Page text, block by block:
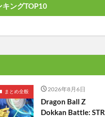
キングTOP10
まとめ全般 2026年8月6日
Dragon Ball Z
Dokkan Battle: STR